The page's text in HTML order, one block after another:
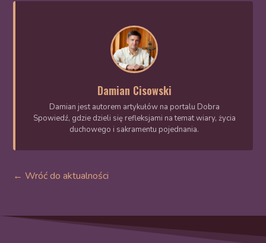
Damian Cisowski
Damian jest autorem artykułów na portalu Dobra
Spowiedź, gdzie dzieli się refleksjami na temat wiary, życia
duchowego i sakramentu pojednania.
← Wróć do aktualności